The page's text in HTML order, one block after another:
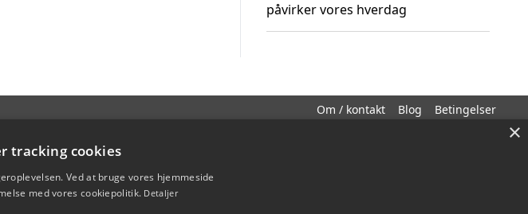
påvirker vores hverdag
Om / kontakt Blog Betingelser
×
tracking cookies
Ved at bruge vores hjemmeside
med vores cookiepolitik. Detaljer